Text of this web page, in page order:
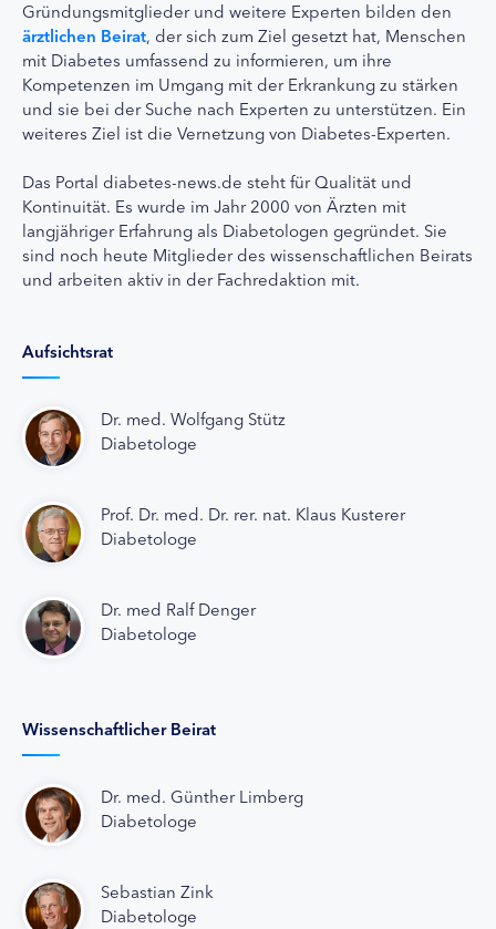
Gründungsmitglieder und weitere Experten bilden den
ärztlichen Beirat, der sich zum Ziel gesetzt hat, Menschen
mit Diabetes umfassend zu informieren, um ihre
Kompetenzen im Umgang mit der Erkrankung zu stärken
und sie bei der Suche nach Experten zu unterstützen. Ein
weiteres Ziel ist die Vernetzung von Diabetes-Experten.
Das Portal diabetes-news.de steht für Qualität und
Kontinuität. Es wurde im Jahr 2000 von Ärzten mit
langjähriger Erfahrung als Diabetologen gegründet. Sie
sind noch heute Mitglieder des wissenschaftlichen Beirats
und arbeiten aktiv in der Fachredaktion mit.
Aufsichtsrat
Dr. med. Wolfgang Stütz
Diabetologe
Prof. Dr. med. Dr. rer. nat. Klaus Kusterer
Diabetologe
Dr. med Ralf Denger
Diabetologe
Wissenschaftlicher Beirat
Dr. med. Günther Limberg
Diabetologe
Sebastian Zink
Diabetologe